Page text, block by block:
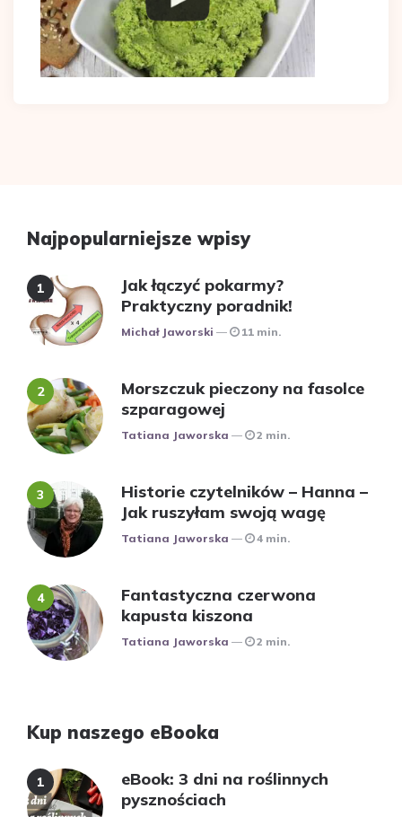
Najpopularniejsze wpisy
Jak łączyć pokarmy?
Praktyczny poradnik!
Posted
Michał Jaworski 11 min.
Morszczuk pieczony na fasolce
szparagowej
Posted
Tatiana Jaworska 2 min.
Historie czytelników – Hanna –
Jak ruszyłam swoją wagę
Posted
Tatiana Jaworska 4 min.
Fantastyczna czerwona
kapusta kiszona
Posted
Tatiana Jaworska 2 min.
Kup naszego eBooka
eBook: 3 dni na roślinnych
pysznościach